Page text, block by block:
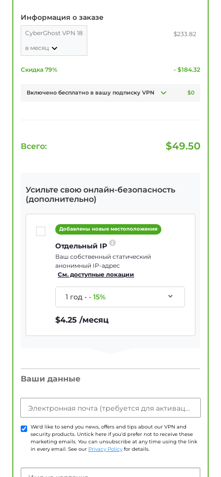
Информация о заказе
CyberGhost VPN 18
в месяц
$233.82
Скидка 79% - $184.32
Включено бесплатно в вашу подписку VPN $0
Всего: $49.50
Усильте свою онлайн-безопасность
(дополнительно)
Добавлены новые местоположения
Отдельный IP
Ваш собственный статический
анонимный IP-адрес
См. доступные локации
1 год--15%
$4.25 /месяц
Ваши данные
Электронная почта (требуется для активации учетной записи)
We'd like to send you news, offers and tips about our VPN and
security products. Untick here if you'd prefer not to receive these
marketing emails. You can unsubscribe at any time using the link
in every email. See our Privacy Policy for details.